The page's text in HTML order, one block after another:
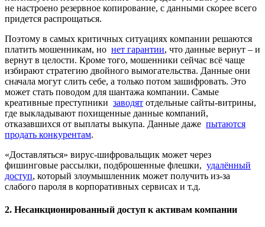
не настроено резервное копирование, с данными скорее всего
придется распрощаться.
Поэтому в самых критичных ситуациях компании решаются
платить мошенникам, но нет гарантии, что данные вернут – и
вернут в целости. Кроме того, мошенники сейчас всё чаще
избирают стратегию двойного вымогательства. Данные они
сначала могут слить себе, а только потом зашифровать. Это
может стать поводом для шантажа компании. Самые
креативные преступники заводят отдельные сайты-витрины,
где выкладывают похищенные данные компаний,
отказавшихся от выплаты выкупа. Данные даже пытаются
продать конкурентам.
«Доставляться» вирус-шифровальщик может через
фишинговые рассылки, подброшенные флешки, удалённый
доступ, который злоумышленник может получить из-за
слабого пароля в корпоративных сервисах и т.д.
2. Несанкционированный доступ к активам компании